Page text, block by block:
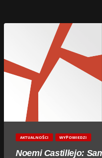
AKTUALNOŚCI WYPOWIEDZI
Noemi Castillejo: